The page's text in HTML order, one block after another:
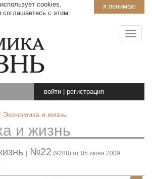
я понимаю
cookies.
с этим.
войти регистрация
Экономика и жизнь
и жизнь
№22 (9288) от 05 июня 2009